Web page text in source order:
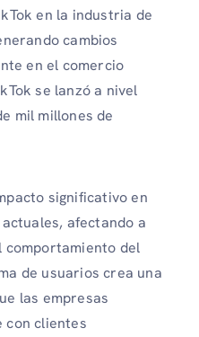
en la industria de
cambios
en el comercio
se lanzó a nivel
mil millones de
significativo en
afectando a
comportamiento del
de usuarios crea una
las empresas
con clientes